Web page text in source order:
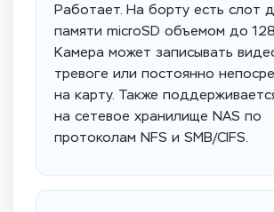
Работает. На борту есть слот
памяти microSD объемом до
Камера может записывать
тревоге или постоянно
на карту. Также
на сетевое хранилище NAS по
протоколам NFS и SMB/CIFS.